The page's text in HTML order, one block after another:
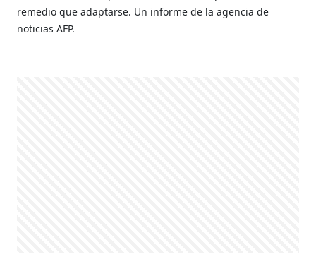
remedio que adaptarse. Un informe de la agencia de
noticias AFP.